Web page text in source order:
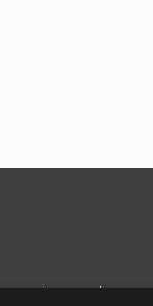
πρότυπο κέντρο